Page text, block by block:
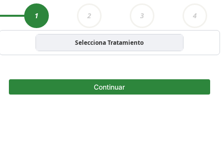
1 2 3 4
Selecciona Tratamiento
Continuar